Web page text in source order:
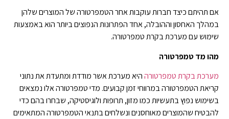
אם תהיתם כיצד חברות עוקבות אחר הטמפרטורה של המוצרים שלהן
במהלך האחסון וההובלה, אחד הפתרונות הנפוצים ביותר הוא באמצעות
שימוש עם מערכת בקרת טמפרטורה.
מהו מד טמפרטורה
מערכת בקרת טמפרטורההיא מערכת אשר מודדת ומתעדת את נתוני
קריאת הטמפרטורה במרווחי זמן קבועים. מדי טמפרטורה אלו נמצאים
בשימוש נפוץ בתעשיות כמו מזון, תרופות ולוגיסטיקה, שבחרו בהם כדי
להבטיח שהמוצרים מאוחסנים ונשלחים בתנאי הטמפרטורה המתאימים